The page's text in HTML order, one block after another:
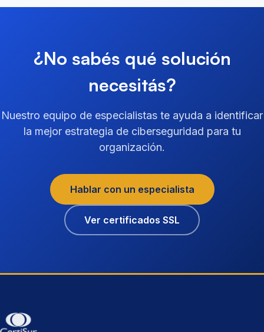
¿No sabés qué solución
necesitás?
Nuestro equipo de especialistas te ayuda a identificar
la mejor estrategia de ciberseguridad para tu
organización.
Hablar con un especialista
Ver certificados SSL